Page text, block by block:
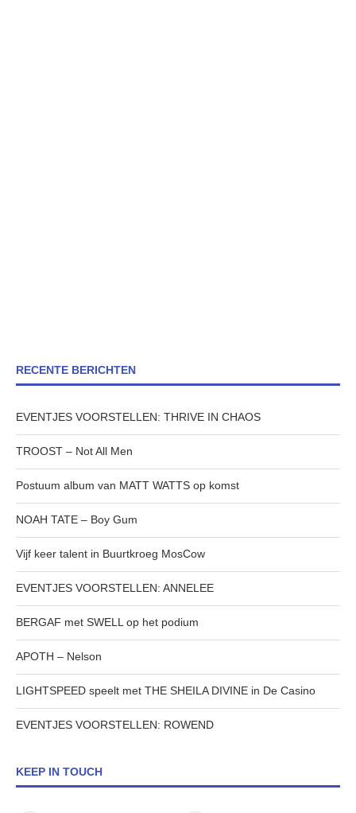
RECENTE BERICHTEN
EVENTJES VOORSTELLEN: THRIVE IN CHAOS
TROOST – Not All Men
Postuum album van MATT WATTS op komst
NOAH TATE – Boy Gum
Vijf keer talent in Buurtkroeg MosCow
EVENTJES VOORSTELLEN: ANNELEE
BERGAF met SWELL op het podium
APOTH – Nelson
LIGHTSPEED speelt met THE SHEILA DIVINE in De Casino
EVENTJES VOORSTELLEN: ROWEND
KEEP IN TOUCH